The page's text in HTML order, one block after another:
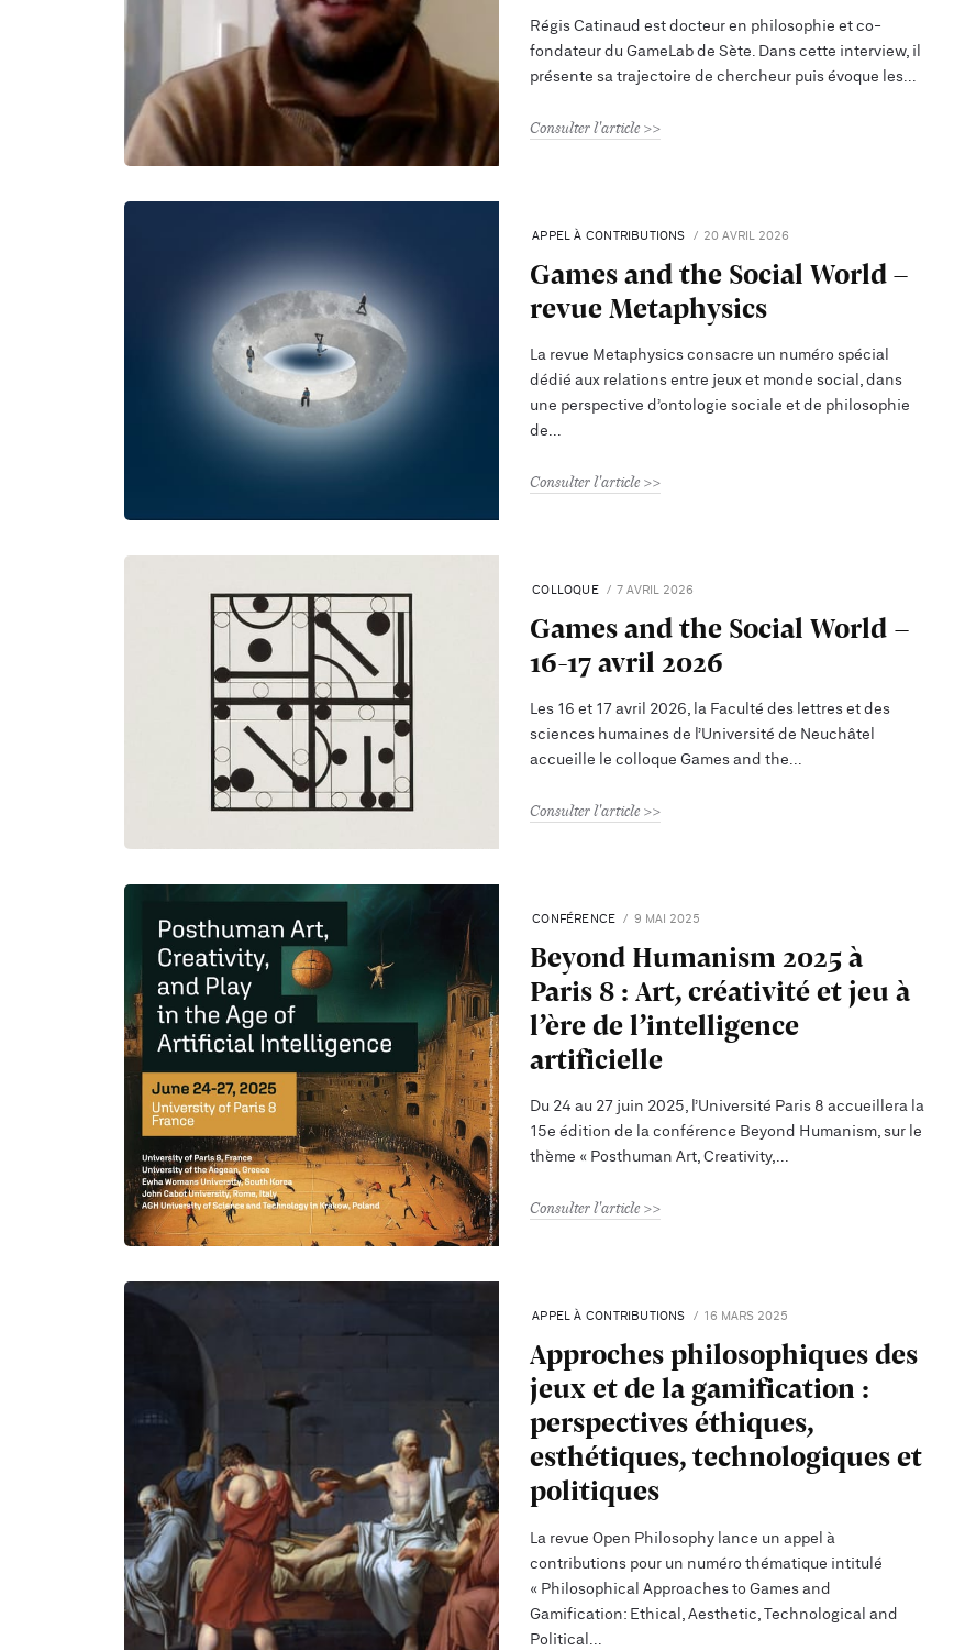
Régis Catinaud est docteur en philosophie et co-
fondateur du GameLab de Sète. Dans cette interview, il
présente sa trajectoire de chercheur puis évoque les
Consulter l'article
APPEL À CONTRIBUTIONS 20 AVRIL 2026
Games and the Social World –
revue Metaphysics
La revue Metaphysics consacre un numéro spécial
dédié aux relations entre jeux et monde social, dans
une perspective d’ontologie sociale et de philosophie
de
Consulter l'article
COLLOQUE 7 AVRIL 2026
Games and the Social World -
16-17 avril 2026
Les 16 et 17 avril 2026, la Faculté des lettres et des
sciences humaines de l’Université de Neuchâtel
accueille le colloque Games and the
Consulter l'article
CONFÉRENCE 9 MAI 2025
Beyond Humanism 2025 à
Paris 8 : Art, créativité et jeu à
l’ère de l’intelligence
artificielle
Du 24 au 27 juin 2025, l’Université Paris 8 accueillera la
15e édition de la conférence Beyond Humanism, sur le
thème « Posthuman Art, Creativity,
Consulter l'article
APPEL À CONTRIBUTIONS 16 MARS 2025
Approches philosophiques des
jeux et de la gamification :
perspectives éthiques,
esthétiques, technologiques et
politiques
La revue Open Philosophy lance un appel à
contributions pour un numéro thématique intitulé
« Philosophical Approaches to Games and
Gamification: Ethical, Aesthetic, Technological and
Political